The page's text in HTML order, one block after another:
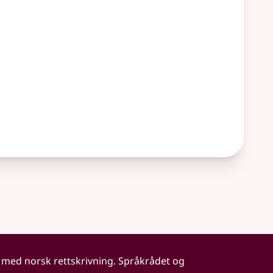
norsk rettskrivning. Språkrådet og